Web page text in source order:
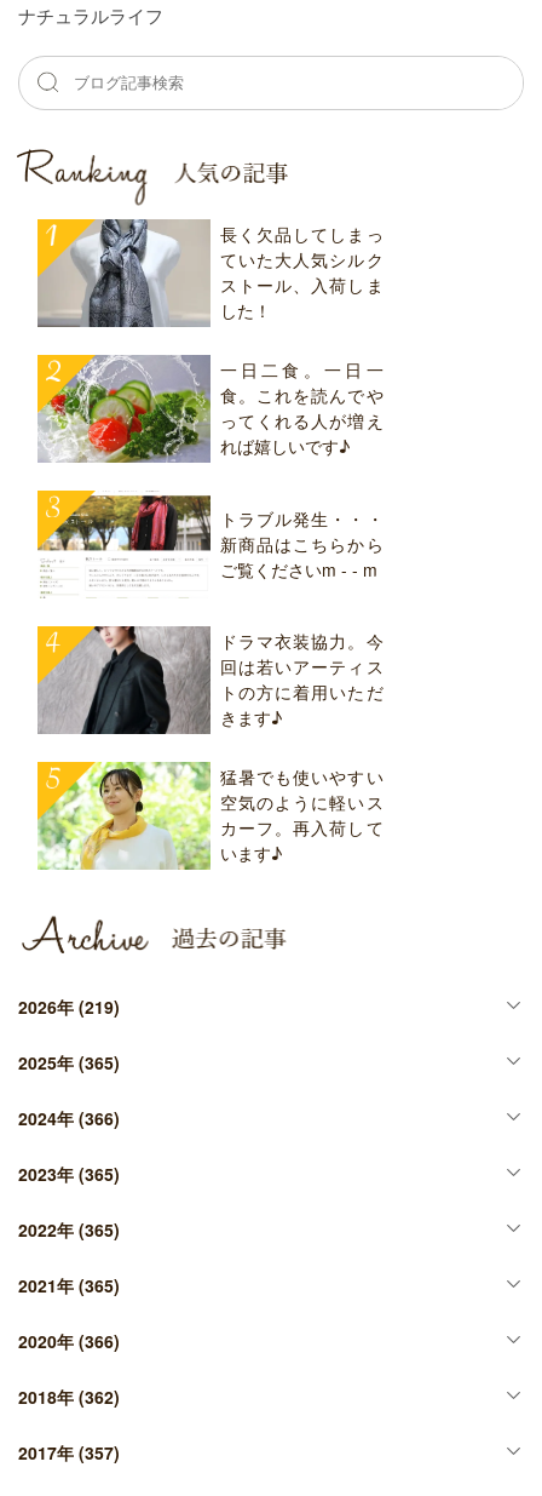
ナチュラルライフ
長く欠品してしまっ
ていた大人気シルク
ストール、入荷しま
した！
一日二食。一日一
食。これを読んでや
ってくれる人が増え
れば嬉しいです♪
トラブル発生・・・
新商品はこちらから
ご覧くださいm - - m
ドラマ衣装協力。今
回は若いアーティス
トの方に着用いただ
きます♪
猛暑でも使いやすい
空気のように軽いス
カーフ。再入荷して
います♪
2026年 (219)
2025年 (365)
2024年 (366)
2023年 (365)
2022年 (365)
2021年 (365)
2020年 (366)
2018年 (362)
2017年 (357)